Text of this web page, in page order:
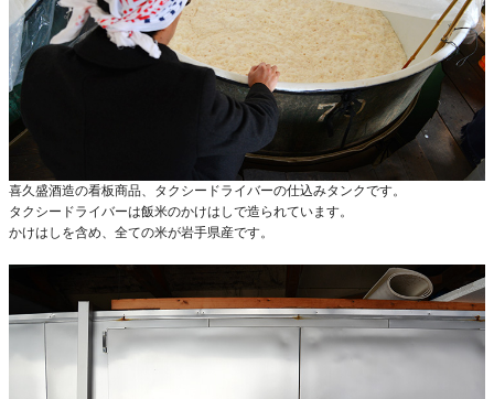
喜久盛酒造の看板商品、タクシードライバーの仕込みタンクです。
タクシードライバーは飯米のかけはしで造られています。
かけはしを含め、全ての米が岩手県産です。